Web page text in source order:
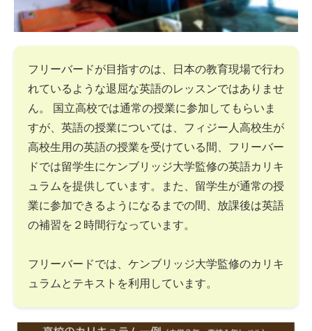
フリーバードが目指すのは、日本の教育現場で行わ
れているような退屈な英語のレッスンではありませ
ん。 国立高校では通常の授業に参加してもらいま
すが、英語の授業については、フィジー人高校生が
高校生用の英語の授業を受けている間、フリーバー
ドでは留学生にケンブリッジ大学監修の英語カリキ
ュラムを提供しています。また、留学生が通常の授
業に参加できるようになるまでの間、放課後は英語
の補習を２時間行なっています。
フリーバードでは、ケンブリッジ大学監修のカリキ
ュラムとテキストを利用しています。